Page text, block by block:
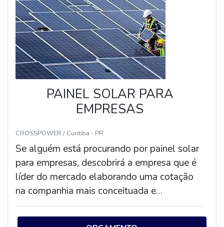
PAINEL SOLAR PARA
EMPRESAS
CROSSPOWER / Curitiba - PR
Se alguém está procurando por painel solar
para empresas, descobrirá a empresa que é
líder do mercado elaborando uma cotação
na companhia mais conceituada e
conhecendo detalhes sobre a melhor em
qualidade e custo-